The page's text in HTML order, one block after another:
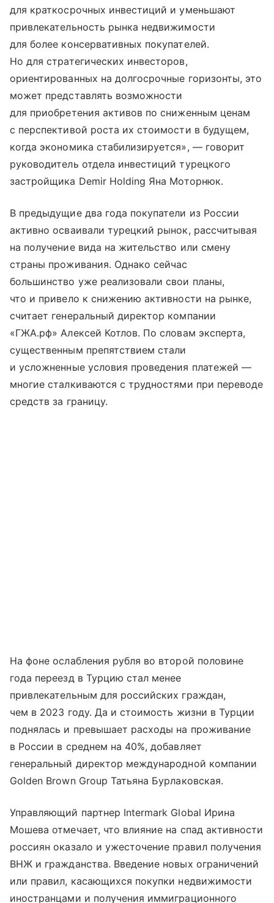
для краткосрочных инвестиций и уменьшают
привлекательность рынка недвижимости
для более консервативных покупателей.
Но для стратегических инвесторов,
ориентированных на долгосрочные горизонты, это
может представлять возможности
для приобретения активов по сниженным ценам
с перспективой роста их стоимости в будущем,
когда экономика стабилизируется», — говорит
руководитель отдела инвестиций турецкого
застройщика Demir Holding Яна Моторнюк.
В предыдущие два года покупатели из России
активно осваивали турецкий рынок, рассчитывая
на получение вида на жительство или смену
страны проживания. Однако сейчас
большинство уже реализовали свои планы,
что и привело к снижению активности на рынке,
считает генеральный директор компании
«ГЖА.рф» Алексей Котлов. По словам эксперта,
существенным препятствием стали
и усложненные условия проведения платежей —
многие сталкиваются с трудностями при переводе
средств за границу.
На фоне ослабления рубля во второй половине
года переезд в Турцию стал менее
привлекательным для российских граждан,
чем в 2023 году. Да и стоимость жизни в Турции
поднялась и превышает расходы на проживание
в России в среднем на 40%, добавляет
генеральный директор международной компании
Golden Brown Group Татьяна Бурлаковская.
Управляющий партнер Intermark Global Ирина
Мошева отмечает, что влияние на спад активности
россиян оказало и ужесточение правил получения
ВНЖ и гражданства. Введение новых ограничений
или правил, касающихся покупки недвижимости
иностранцами и получения иммиграционного